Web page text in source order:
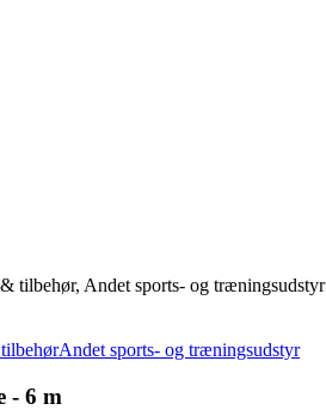
tilbehør, Andet sports- og træningsudstyr
Andet sports- og træningsudstyr
- 6 m